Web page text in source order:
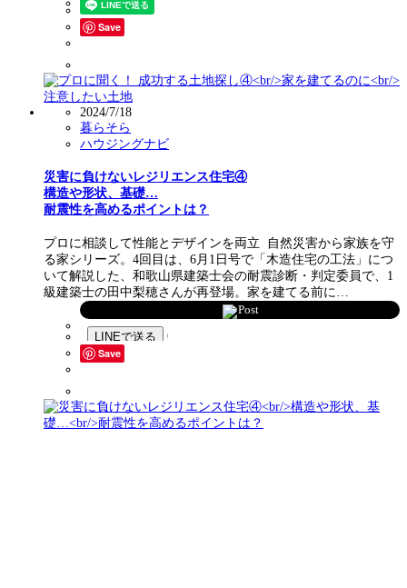
Save
2024/7/18
暮らそら
ハウジングナビ
災害に負けないレジリエンス住宅④
構造や形状、基礎…
耐震性を高めるポイントは？
プロに相談して性能とデザインを両立 自然災害から家族を守
る家シリーズ。4回目は、6月1日号で「木造住宅の工法」につ
いて解説した、和歌山県建築士会の耐震診断・判定委員で、1
級建築士の田中梨穂さんが再登場。家を建てる前に…
Post
Save